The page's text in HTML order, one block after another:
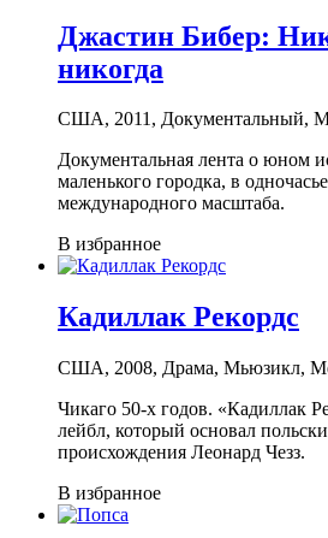
Джастин Бибер:
никогда
США, 2011, Документальный,
Документальная лента о юном
маленького городка, в
международного масштаба.
В избранное
Кадиллак Рекордс
США, 2008, Драма, Мьюзикл,
Чикаго 50-х годов. «Кадиллак
лейбл, который основал
происхождения Леонард Чезз.
В избранное